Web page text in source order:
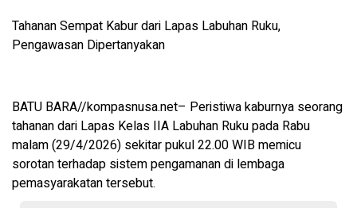
Tahanan Sempat Kabur dari Lapas Labuhan Ruku,
Pengawasan Dipertanyakan
BATU BARA//kompasnusa.net– Peristiwa kaburnya seorang
tahanan dari Lapas Kelas IIA Labuhan Ruku pada Rabu
malam (29/4/2026) sekitar pukul 22.00 WIB memicu
sorotan terhadap sistem pengamanan di lembaga
pemasyarakatan tersebut.